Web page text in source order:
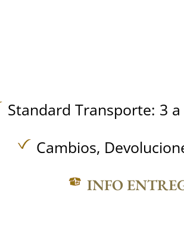
Standard Transporte: 3
Cambios,
INFO